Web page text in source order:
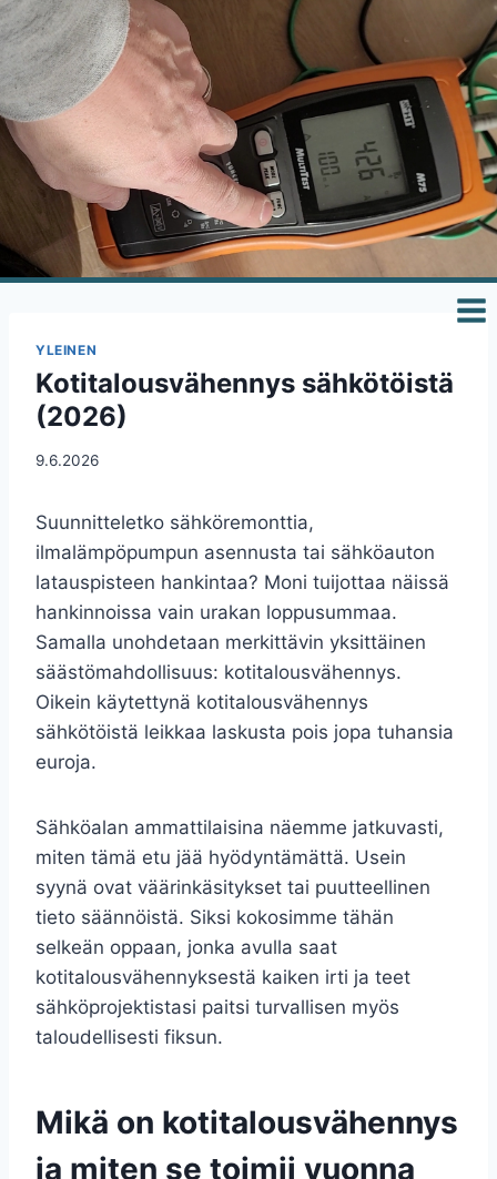
Siirry
sisältöön
YLEINEN
Kotitalousvähennys sähkötöistä
(2026)
9.6.2026
Suunnitteletko sähköremonttia,
ilmalämpöpumpun asennusta tai sähköauton
latauspisteen hankintaa? Moni tuijottaa näissä
hankinnoissa vain urakan loppusummaa.
Samalla unohdetaan merkittävin yksittäinen
säästömahdollisuus: kotitalousvähennys.
Oikein käytettynä kotitalousvähennys
sähkötöistä leikkaa laskusta pois jopa tuhansia
euroja.
Sähköalan ammattilaisina näemme jatkuvasti,
miten tämä etu jää hyödyntämättä. Usein
syynä ovat väärinkäsitykset tai puutteellinen
tieto säännöistä. Siksi kokosimme tähän
selkeän oppaan, jonka avulla saat
kotitalousvähennyksestä kaiken irti ja teet
sähköprojektistasi paitsi turvallisen myös
taloudellisesti fiksun.
Mikä on kotitalousvähennys
ja miten se toimii vuonna